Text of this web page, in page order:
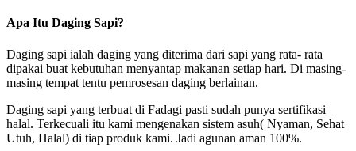
Apa Itu Daging Sapi?
Daging sapi ialah daging yang diterima dari sapi yang rata- rata
dipakai buat kebutuhan menyantap makanan setiap hari. Di masing-
masing tempat tentu pemrosesan daging berlainan.
Daging sapi yang terbuat di Fadagi pasti sudah punya sertifikasi
halal. Terkecuali itu kami mengenakan sistem asuh( Nyaman, Sehat
Utuh, Halal) di tiap produk kami. Jadi agunan aman 100%.